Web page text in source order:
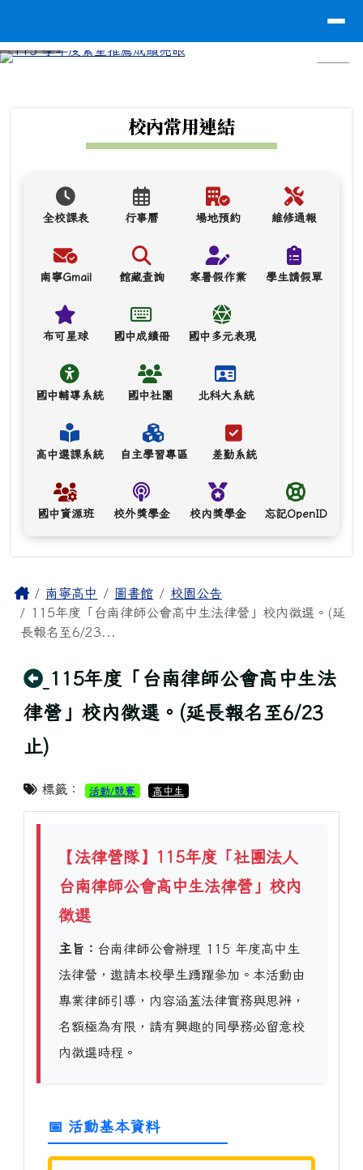
校內常用連結
全校課表 行事曆 場地預約 維修通報
南寧Gmail 館藏查詢 寒暑假作業 學生請假單
布可星球 國中成績冊 國中多元表現
國中輔導系統 國中社團 北科大系統
高中選課系統 自主學習專區 差勤系統
國中資源班 校外獎學金 校內獎學金 忘記OpenID
主內容區域
Home南寧高中 圖書館
校園公告
115年度「台南律師公會高中生法律營」校內徵選。(延
長報名至6/23...
回上頁
115年度「台南律師公會高中生法
律營」校內徵選。(延長報名至6/23
止)
標籤： 活動/競賽 高中生
【法律營隊】115年度「社團法人
台南律師公會高中生法律營」校內
徵選
主旨： 台南律師公會辦理 115 年度高中生
法律營，邀請本校學生踴躍參加。本活動由
專業律師引導，內容涵蓋法律實務與思辨，
名額極為有限，請有興趣的同學務必留意校
內徵選時程。
📅 活動基本資料